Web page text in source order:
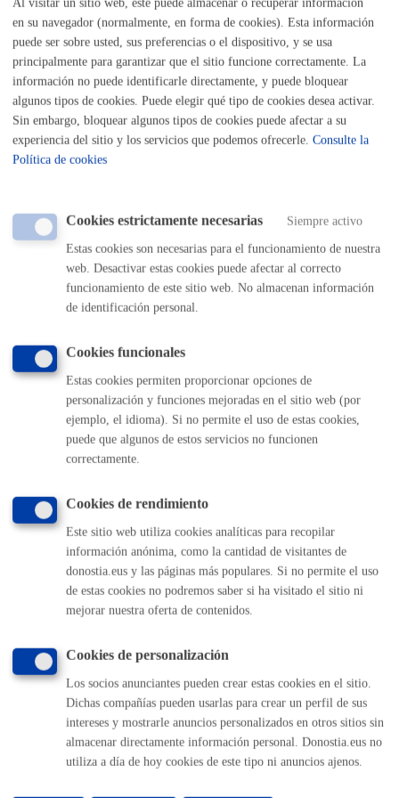
En caso de que no se pueda acreditar el mutuo acuerdo,
exigir la presentación de unaresolución judicial que se
pronuncie expresamente sobre el tema del
empadronamiento(Ley 7/2015, de 30 de junio, de
relaciones familiares en supuestos de separación o
ruptura de los progenitores).
No se llevará a cabo el cambio de domicilio en tanto no
se aporte alguno de los documentos anteriores.
realizado recientemente (documento original). En caso
contrario, el ayuntamiento podrá verificar la titularidad.
Contrato de arrendamiento en vigor. Si el contrato de
arrendamiento no estuviera vigente, deberá aportar
también el último recibo de pago de alquiler
(documentos originales).
en caso de divorcio, testamentos, donaciones, etc
la vivienda. Si esta persona no está entre las que se
inscriben, tiene que dar su autorización firmando la hoja
de inscripción y adjuntando la fotocopia de su DNI o
NIE. Igualmente deberá acreditarse la propiedad o
derecho de uso de la vivienda por la persona
autorizante.
Si la solicitud no la presenta la persona interesada
persona que lo presenta, y - DNI o NIE (fotocopia)
de la persona interesada
La unidad responsable se reserva la posibilidad de
recabar cualquier tipo de documentación
complementaria para la correcta gestión del trámite
es obligatorio
Tamaño máximo anexos:10 Mb
Plazo de resolución y sentido
Al visitar un sitio web, este puede almacenar o recuperar información
en su navegador (normalmente, en forma de cookies). Esta información
puede ser sobre usted, sus preferencias o el dispositivo, y se usa
principalmente para garantizar que el sitio funcione correctamente. La
información no puede identificarle directamente, y puede bloquear
algunos tipos de cookies. Puede elegir qué tipo de cookies desea activar.
Sin embargo, bloquear algunos tipos de cookies puede afectar a su
experiencia del sitio y los servicios que podemos ofrecerle. Consulte la
Política de cookies
Cookies estrictamente necesarias Siempre activo
Estas cookies son necesarias para el funcionamiento de nuestra
web. Desactivar estas cookies puede afectar al correcto
funcionamiento de este sitio web. No almacenan información
de identificación personal.
Cookies funcionales
Estas cookies permiten proporcionar opciones de
personalización y funciones mejoradas en el sitio web (por
ejemplo, el idioma). Si no permite el uso de estas cookies,
puede que algunos de estos servicios no funcionen
correctamente.
Cookies de rendimiento
Este sitio web utiliza cookies analíticas para recopilar
información anónima, como la cantidad de visitantes de
donostia.eus y las páginas más populares. Si no permite el uso
de estas cookies no podremos saber si ha visitado el sitio ni
mejorar nuestra oferta de contenidos.
Cookies de personalización
Los socios anunciantes pueden crear estas cookies en el sitio.
Dichas compañías pueden usarlas para crear un perfil de sus
intereses y mostrarle anuncios personalizados en otros sitios sin
almacenar directamente información personal. Donostia.eus no
utiliza a día de hoy cookies de este tipo ni anuncios ajenos.